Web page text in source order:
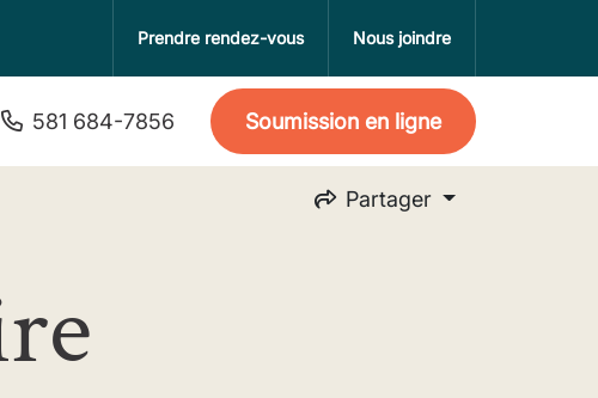
Prendre rendez-vous Nous joindre
581 684-7856 Soumission en ligne
Partager